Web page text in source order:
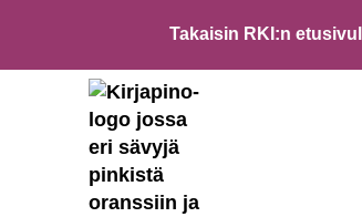
Takaisin RKI:n